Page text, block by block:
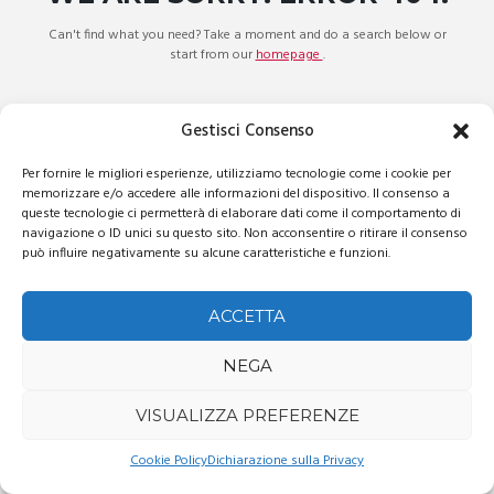
Gestisci Consenso
Per fornire le migliori esperienze, utilizziamo tecnologie come i cookie per
memorizzare e/o accedere alle informazioni del dispositivo. Il consenso a
queste tecnologie ci permetterà di elaborare dati come il comportamento di
navigazione o ID unici su questo sito. Non acconsentire o ritirare il consenso
può influire negativamente su alcune caratteristiche e funzioni.
ACCETTA
NEGA
VISUALIZZA PREFERENZE
Cookie PolicyDichiarazione sulla Privacy
Can't find what you need? Take a moment and do a search below or
start from ourhomepage.